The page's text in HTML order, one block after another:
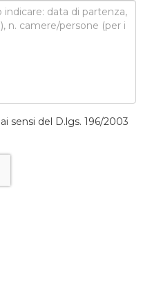
sensi del D.lgs. 196/2003